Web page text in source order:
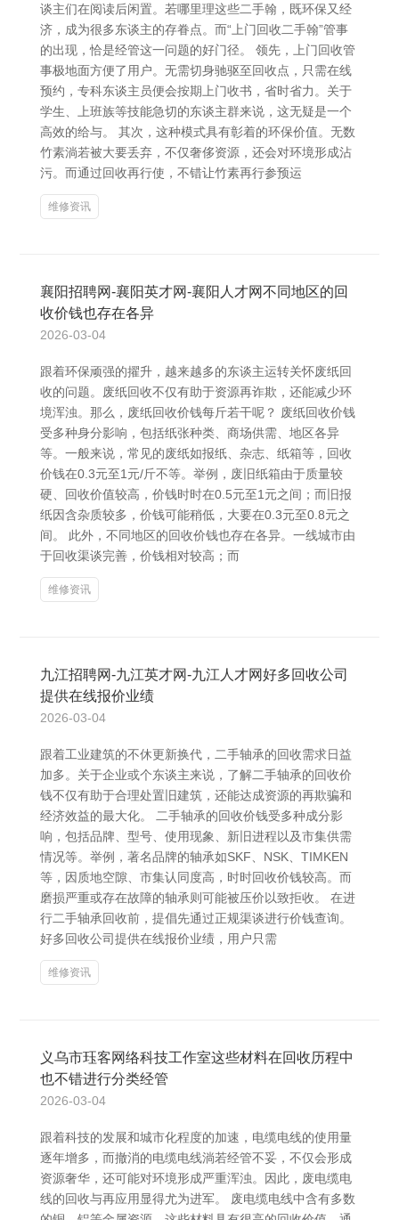
谈主们在阅读后闲置。若哪里理这些二手翰，既环保又经
济，成为很多东谈主的存眷点。而“上门回收二手翰”管事
的出现，恰是经管这一问题的好门径。 领先，上门回收管
事极地面方便了用户。无需切身驰驱至回收点，只需在线
预约，专科东谈主员便会按期上门收书，省时省力。关于
学生、上班族等技能急切的东谈主群来说，这无疑是一个
高效的给与。 其次，这种模式具有彰着的环保价值。无数
竹素淌若被大要丢弃，不仅奢侈资源，还会对环境形成沾
污。而通过回收再行使，不错让竹素再行参预运
维修资讯
襄阳招聘网-襄阳英才网-襄阳人才网不同地区的回
收价钱也存在各异
2026-03-04
跟着环保顽强的擢升，越来越多的东谈主运转关怀废纸回
收的问题。废纸回收不仅有助于资源再诈欺，还能减少环
境浑浊。那么，废纸回收价钱每斤若干呢？ 废纸回收价钱
受多种身分影响，包括纸张种类、商场供需、地区各异
等。一般来说，常见的废纸如报纸、杂志、纸箱等，回收
价钱在0.3元至1元/斤不等。举例，废旧纸箱由于质量较
硬、回收价值较高，价钱时时在0.5元至1元之间；而旧报
纸因含杂质较多，价钱可能稍低，大要在0.3元至0.8元之
间。 此外，不同地区的回收价钱也存在各异。一线城市由
于回收渠谈完善，价钱相对较高；而
维修资讯
九江招聘网-九江英才网-九江人才网好多回收公司
提供在线报价业绩
2026-03-04
跟着工业建筑的不休更新换代，二手轴承的回收需求日益
加多。关于企业或个东谈主来说，了解二手轴承的回收价
钱不仅有助于合理处置旧建筑，还能达成资源的再欺骗和
经济效益的最大化。 二手轴承的回收价钱受多种成分影
响，包括品牌、型号、使用现象、新旧进程以及市集供需
情况等。举例，著名品牌的轴承如SKF、NSK、TIMKEN
等，因质地空隙、市集认同度高，时时回收价钱较高。而
磨损严重或存在故障的轴承则可能被压价以致拒收。 在进
行二手轴承回收前，提倡先通过正规渠谈进行价钱查询。
好多回收公司提供在线报价业绩，用户只需
维修资讯
义乌市珏客网络科技工作室这些材料在回收历程中
也不错进行分类经管
2026-03-04
跟着科技的发展和城市化程度的加速，电缆电线的使用量
逐年增多，而撤消的电缆电线淌若经管不妥，不仅会形成
资源奢华，还可能对环境形成严重浑浊。因此，废电缆电
线的回收与再应用显得尤为进军。 废电缆电线中含有多数